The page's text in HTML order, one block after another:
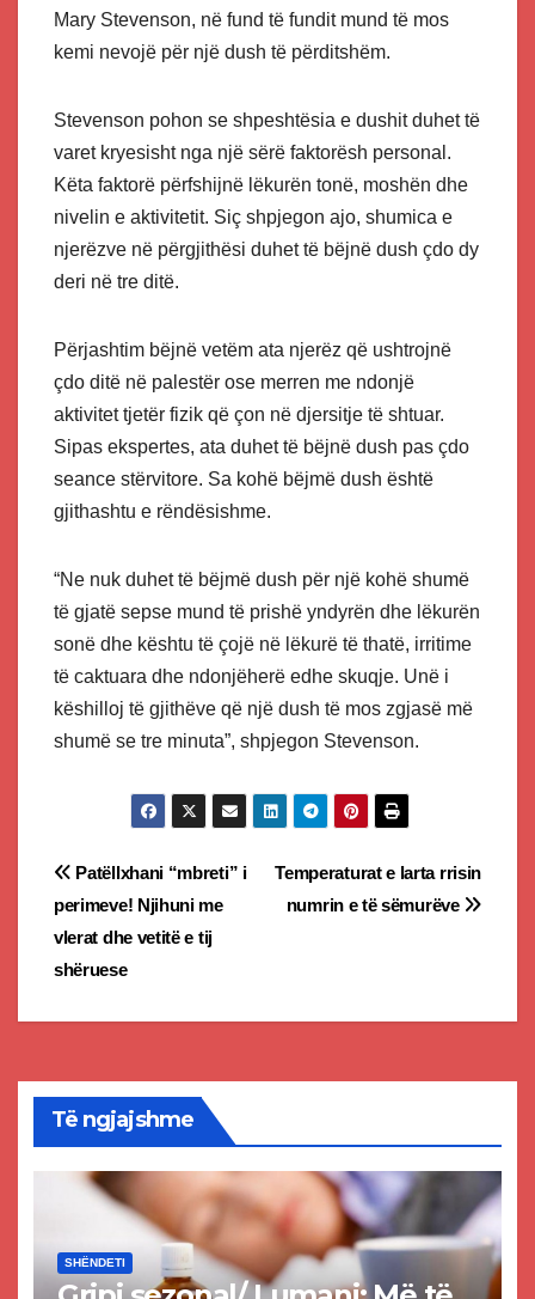
Mary Stevenson, në fund të fundit mund të mos
kemi nevojë për një dush të përditshëm.
Stevenson pohon se shpeshtësia e dushit duhet të
varet kryesisht nga një sërë faktorësh personal.
Këta faktorë përfshijnë lëkurën tonë, moshën dhe
nivelin e aktivitetit. Siç shpjegon ajo, shumica e
njerëzve në përgjithësi duhet të bëjnë dush çdo dy
deri në tre ditë.
Përjashtim bëjnë vetëm ata njerëz që ushtrojnë
çdo ditë në palestër ose merren me ndonjë
aktivitet tjetër fizik që çon në djersitje të shtuar.
Sipas ekspertes, ata duhet të bëjnë dush pas çdo
seance stërvitore. Sa kohë bëjmë dush është
gjithashtu e rëndësishme.
“Ne nuk duhet të bëjmë dush për një kohë shumë
të gjatë sepse mund të prishë yndyrën dhe lëkurën
sonë dhe kështu të çojë në lëkurë të thatë, irritime
të caktuara dhe ndonjëherë edhe skuqje. Unë i
këshilloj të gjithëve që një dush të mos zgjasë më
shumë se tre minuta”, shpjegon Stevenson.
Post
navigation
Temperaturat e larta rrisin
numrin e të sëmurëve
Patëllxhani “mbreti” i
perimeve! Njihuni me
vlerat dhe vetitë e tij
shëruese
Të ngjajshme
SHËNDETI